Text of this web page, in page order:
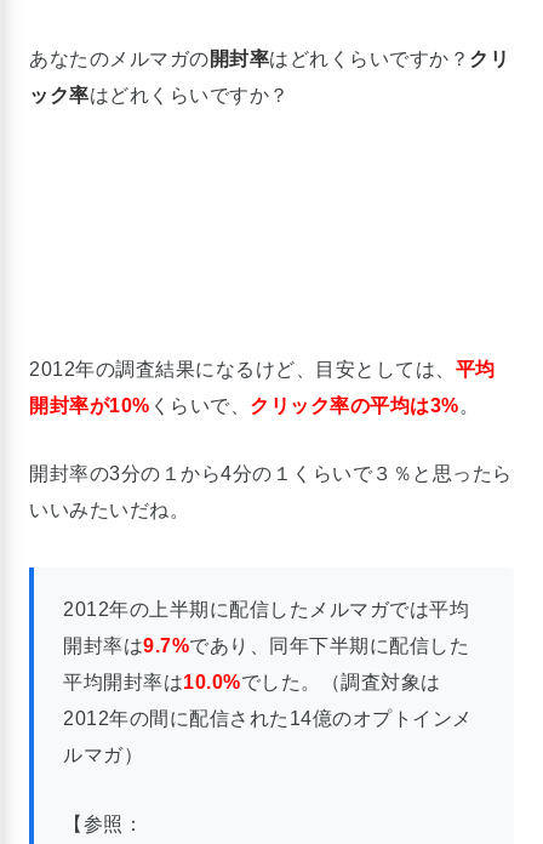
あなたのメルマガの開封率はどれくらいですか？ クリ
ック率はどれくらいですか？
2012年の調査結果になるけど、目安としては、 平均
開封率が10% くらいで、 クリック率の平均は3%。
開封率の3分の１から4分の１くらいで３％と思ったら
いいみたいだね。
2012年の上半期に配信したメルマガでは平均
開封率は9.7%であり、同年下半期に配信した
平均開封率は10.0%でした。（調査対象は
2012年の間に配信された14億のオプトインメ
ルマガ）
【参照：